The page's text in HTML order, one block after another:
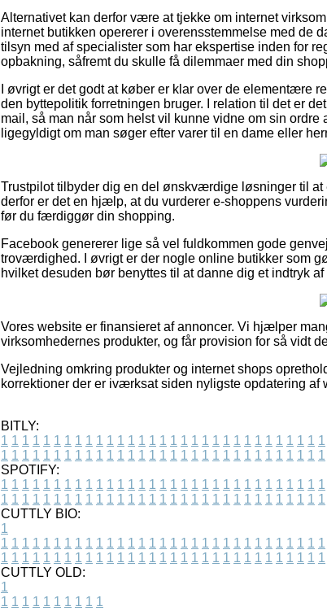
Alternativet kan derfor være at tjekke om internet
internet butikken opererer i overensstemmelse med de
tilsyn med af specialister som har ekspertise inden for
opbakning, såfremt du skulle få dilemmaer med din
I øvrigt er det godt at køber er klar over de elementære
den byttepolitik forretningen bruger. I relation til det er
mail, så man når som helst vil kunne vidne om sin
ligegyldigt om man søger efter varer til en dame eller
Trustpilot tilbyder dig en del ønskværdige løsninger til
derfor er det en hjælp, at du vurderer e-shoppens
før du færdiggør din shopping.
Facebook genererer lige så vel fuldkommen gode
troværdighed. I øvrigt er der nogle online butikker som
hvilket desuden bør benyttes til at danne dig et indtryk
Vores website er finansieret af annoncer. Vi hjælper
virksomhedernes produkter, og får provision for så vidt
Vejledning omkring produkter og internet shops
korrektioner der er iværksat siden nyligste opdatering af
BITLY:
1 1 1 1 1 1 1 1 1 1 1 1 1 1 1 1 1 1 1 1 1 1 1 1 1 1 1 1 1 1 1
1 1 1 1 1 1 1 1 1 1 1 1 1 1 1 1 1 1 1 1 1 1 1 1 1 1 1 1 1 1 1
SPOTIFY:
1 1 1 1 1 1 1 1 1 1 1 1 1 1 1 1 1 1 1 1 1 1 1 1 1 1 1 1 1 1 1
1 1 1 1 1 1 1 1 1 1 1 1 1 1 1 1 1 1 1 1 1 1 1 1 1 1 1 1 1 1 1
CUTTLY BIO:
1
1 1 1 1 1 1 1 1 1 1 1 1 1 1 1 1 1 1 1 1 1 1 1 1 1 1 1 1 1 1 1
1 1 1 1 1 1 1 1 1 1 1 1 1 1 1 1 1 1 1 1 1 1 1 1 1 1 1 1 1 1 1
CUTTLY OLD:
1
1 1 1 1 1 1 1 1 1 1